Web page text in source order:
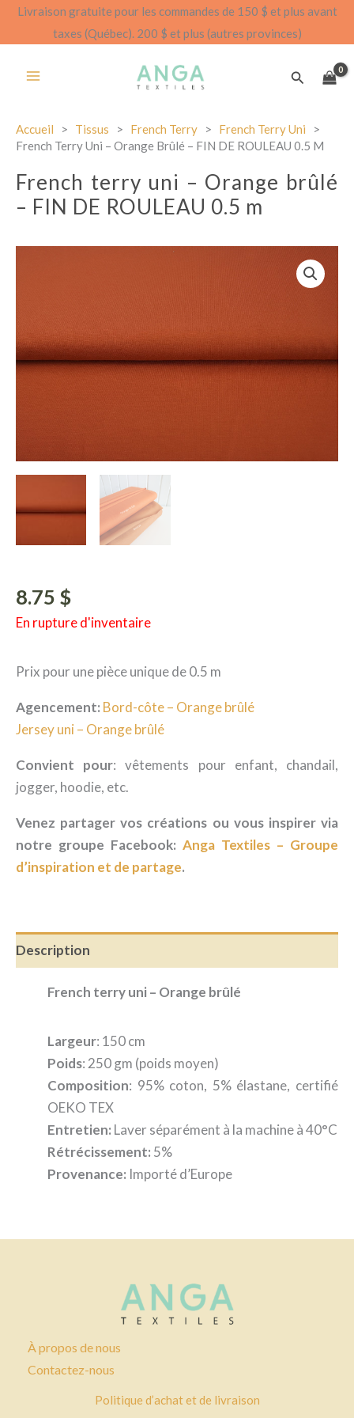
AllerLivraison gratuite pour les commandes de 150 $ et plus avant
taxes (Québec). 200 $ et plus (autres provinces)
Accueil > Tissus > French Terry > French Terry Uni >
French Terry Uni – Orange Brûlé – FIN DE ROULEAU 0.5 M
French terry uni – Orange brûlé
– FIN DE ROULEAU 0.5 m
8.75 $
En rupture d'inventaire
Prix pour une pièce unique de 0.5 m
Agencement: Bord-côte – Orange brûlé
Jersey uni – Orange brûlé
Convient pour: vêtements pour enfant, chandail,
jogger, hoodie, etc.
Venez partager vos créations ou vous inspirer via
notre groupe Facebook: Anga Textiles – Groupe
d’inspiration et de partage.
Description
French terry uni – Orange brûlé
Largeur: 150 cm
Poids: 250 gm (poids moyen)
Composition: 95% coton, 5% élastane, certifié
OEKO TEX
Entretien: Laver séparément à la machine à 40°C
Rétrécissement: 5%
Provenance: Importé d’Europe
À propos de nous
Contactez-nous
Politique d’achat et de livraison